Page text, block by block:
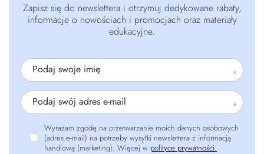
Zapisz się do newslettera i otrzymuj dedykowane rabaty,
informacje o nowościach i promocjach oraz materiały
edukacyjne.
Podaj swoje imię
Podaj swój adres e-mail
Wyrażam zgodę na przetwarzanie moich danych osobowych
(adres e-mail) na potrzeby wysyłki newslettera z informacją
handlową (marketing). Więcej w polityce prywatności.